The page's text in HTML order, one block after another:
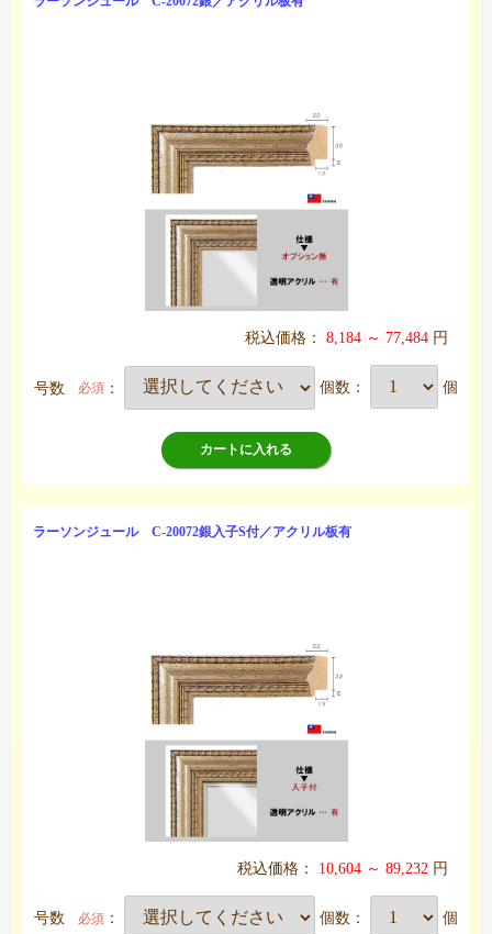
税込価格： 8,184 ～ 77,484 円
号数 必須 ： 個数： 個
カートに入れる
ラーソンジュール C-20072銀入子S付／アクリル板有
税込価格： 10,604 ～ 89,232 円
号数 必須 ： 個数： 個